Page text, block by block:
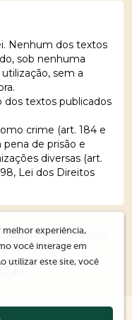
Nenhum dos textos
sob nenhuma
sem a
dos textos publicados
crime (art. 184 e
de prisão e
diversas (art.
Lei dos Direitos
os direitos reservados.
experiência,
você interage em
utilizar este site, você